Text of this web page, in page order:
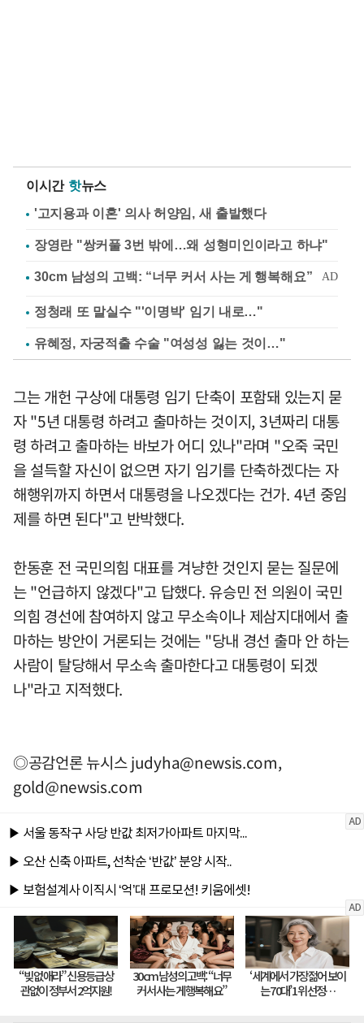
이시간 핫뉴스
'고지용과 이혼' 의사 허양임, 새 출발했다
장영란 "쌍커풀 3번 밖에…왜 성형미인이라고 하냐"
정청래 또 말실수 "'이명박' 임기 내로…"
유혜정, 자궁적출 수술 "여성성 잃는 것이…"
그는 개헌 구상에 대통령 임기 단축이 포함돼 있는지 묻
자 "5년 대통령 하려고 출마하는 것이지, 3년짜리 대통
령 하려고 출마하는 바보가 어디 있나"라며 "오죽 국민
을 설득할 자신이 없으면 자기 임기를 단축하겠다는 자
해행위까지 하면서 대통령을 나오겠다는 건가. 4년 중임
제를 하면 된다"고 반박했다.
한동훈 전 국민의힘 대표를 겨냥한 것인지 묻는 질문에
는 "언급하지 않겠다"고 답했다. 유승민 전 의원이 국민
의힘 경선에 참여하지 않고 무소속이나 제삼지대에서 출
마하는 방안이 거론되는 것에는 "당내 경선 출마 안 하는
사람이 탈당해서 무소속 출마한다고 대통령이 되겠
나"라고 지적했다.
◎공감언론 뉴시스judyha@newsis.com,
gold@newsis.com